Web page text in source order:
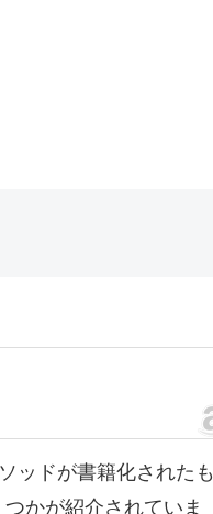
ッドが書籍化されたも
かが紹介されていま